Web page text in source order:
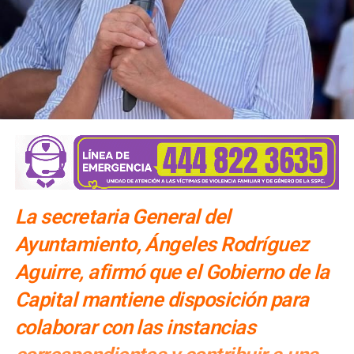
incendios en la Delegación Bocas
NO TE PIERDAS
DIF Municipal festeja a la niñez potosina
La secretaria General del
Ayuntamiento, Ángeles Rodríguez
Aguirre, afirmó que el Gobierno de la
Capital mantiene disposición para
colaborar con las instancias